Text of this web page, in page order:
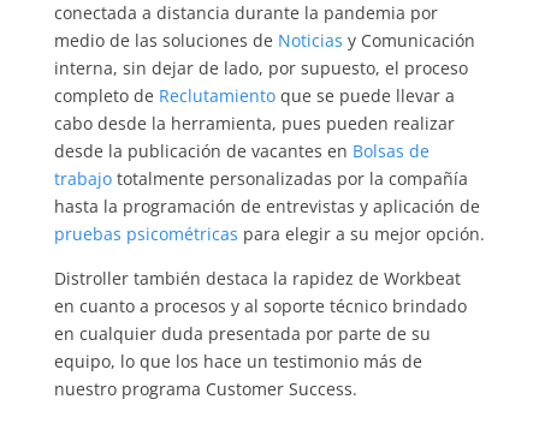
conectada a distancia durante la pandemia por
medio de las soluciones de Noticias y Comunicación
interna, sin dejar de lado, por supuesto, el proceso
completo de Reclutamientoque se puede llevar a
cabo desde la herramienta, pues pueden realizar
desde la publicación de vacantes en Bolsas de
trabajototalmente personalizadas por la compañía
hasta la programación de entrevistas y aplicación de
pruebas psicométricas para elegir a su mejor opción.
Distroller también destaca la rapidez de Workbeat
en cuanto a procesos y al soporte técnico brindado
en cualquier duda presentada por parte de su
equipo, lo que los hace un testimonio más de
nuestro programa Customer Success.